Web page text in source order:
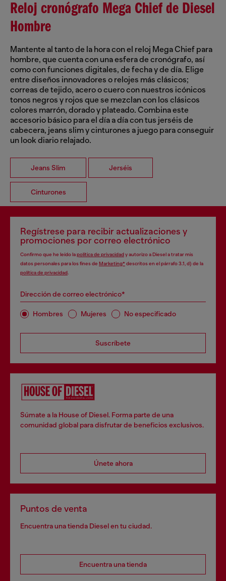
Reloj cronógrafo Mega Chief de Diesel
Hombre
Mantente al tanto de la hora con el reloj Mega Chief para
hombre, que cuenta con una esfera de cronógrafo, así
como con funciones digitales, de fecha y de día. Elige
entre diseños innovadores o relojes más clásicos;
correas de tejido, acero o cuero con nuestros icónicos
tonos negros y rojos que se mezclan con los clásicos
colores marrón, dorado y plateado. Combina este
accesorio básico para el día a día con tus jerséis de
cabecera, jeans slim y cinturones a juego para conseguir
un look diario relajado.
Jeans Slim Jerséis
Cinturones
Regístrese para recibir actualizaciones y
promociones por correo electrónico
Confirmo que he leído lapolítica de privacidady autorizo a Diesel a tratar mis
datos personales para los fines de Marketing*descritos en el párrafo 3.1, d) de la
política de privacidad
Dirección de correo electrónico*
Hombres Mujeres No especificado
Suscríbete
Súmate a la House of Diesel. Forma parte de una
comunidad global para disfrutar de beneficios exclusivos.
Únete ahora
Puntos de venta
Encuentra una tienda Diesel en tu ciudad.
Encuentra una tienda